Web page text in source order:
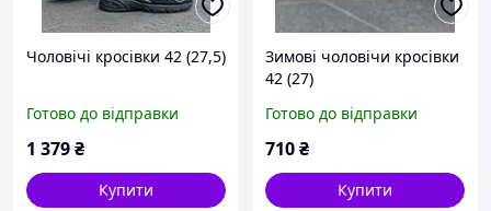
Чоловічі кросівки 42 (27,5)
Готово до відправки
1 379₴
Купити
Зимові чоловічи кросівки
42 (27)
Готово до відправки
710₴
Купити